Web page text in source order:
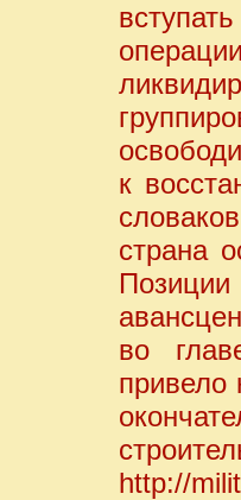
к
страна
во
привело
http://